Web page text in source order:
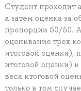
Студент проходит
а затем оценка за
пропорции 50/50.
оценивание трех
итоговой оценки),
итоговой оценки)
веса итоговой
только в том